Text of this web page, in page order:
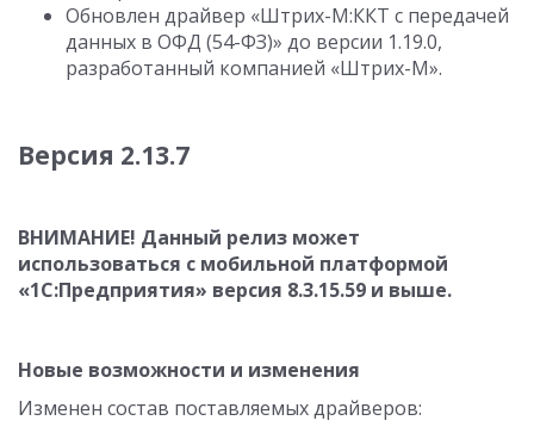
Обновлен драйвер «Штрих-М:ККТ с передачей
данных в ОФД (54-ФЗ)» до версии 1.19.0,
разработанный компанией «Штрих-М».
Версия 2.13.7
ВНИМАНИЕ! Данный релиз может
использоваться с мобильной платформой
«1С:Предприятия» версия 8.3.15.59 и выше.
Новые возможности и изменения
Изменен состав поставляемых драйверов: